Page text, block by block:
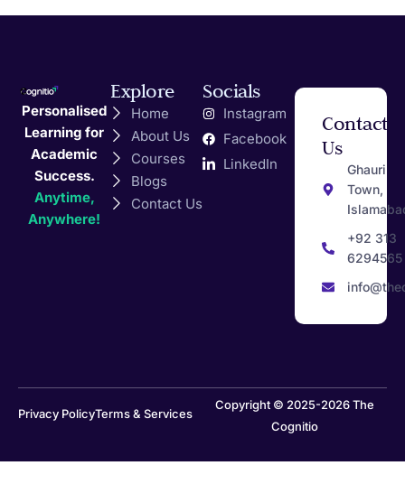
Personalised
Learning for
Academic
Success.
Anytime,
Anywhere!
Explore
Home
About Us
Courses
Blogs
Contact Us
Socials
Instagram
Facebook
LinkedIn
Contact
Us
Ghauri
Town,
+92 313
6294565
Copyright © 2025-2026 The
Cognitio
Privacy PolicyTerms & Services